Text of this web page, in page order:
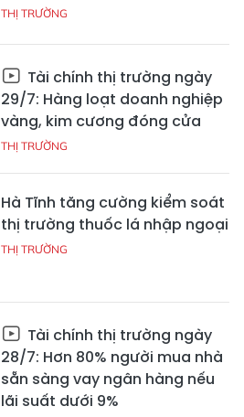
THỊ TRƯỜNG
Tài chính thị trường ngày
29/7: Hàng loạt doanh nghiệp
vàng, kim cương đóng cửa
THỊ TRƯỜNG
Hà Tĩnh tăng cường kiểm soát
thị trường thuốc lá nhập ngoại
THỊ TRƯỜNG
Tài chính thị trường ngày
28/7: Hơn 80% người mua nhà
sẵn sàng vay ngân hàng nếu
lãi suất dưới 9%